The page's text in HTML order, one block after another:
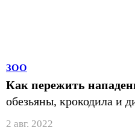
ЗОО
Как пережить
обезьяны, крокодила и
2 авг. 2022